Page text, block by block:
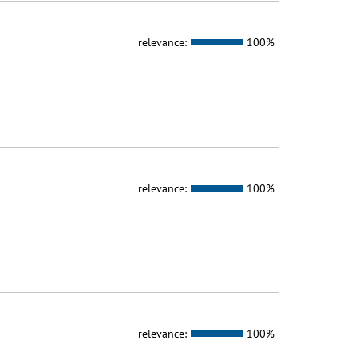
relevance: 100%
relevance: 100%
relevance: 100%